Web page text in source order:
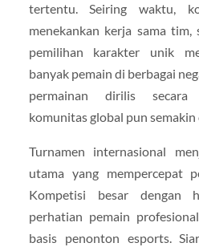
tertentu. Seiring waktu,
menekankan kerja sama
pemilihan karakter unik
banyak pemain di berbagai
permainan dirilis secara
komunitas global pun semakin
Turnamen internasional
utama yang mempercepat
Kompetisi besar dengan
perhatian pemain
basis penonton esports.